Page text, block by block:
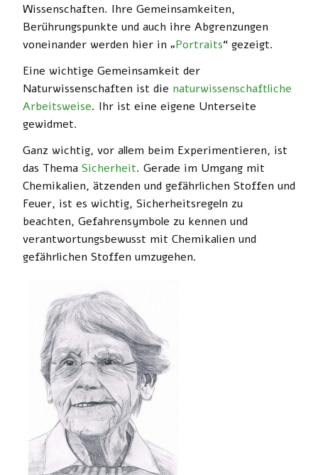
Wissenschaften. Ihre Gemeinsamkeiten,
Berührungspunkte und auch ihre Abgrenzungen
voneinander werden hier in „Portraits“ gezeigt.
Eine wichtige Gemeinsamkeit der
Naturwissenschaften ist die naturwissenschaftliche
Arbeitsweise. Ihr ist eine eigene Unterseite
gewidmet.
Ganz wichtig, vor allem beim Experimentieren, ist
das Thema Sicherheit. Gerade im Umgang mit
Chemikalien, ätzenden und gefährlichen Stoffen und
Feuer, ist es wichtig, Sicherheitsregeln zu
beachten, Gefahrensymbole zu kennen und
verantwortungsbewusst mit Chemikalien und
gefährlichen Stoffen umzugehen.